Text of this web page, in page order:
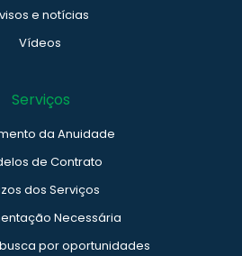
e notícias
Vídeos
Serviços
da Anuidade
de Contrato
dos Serviços
Necessária
por oportunidades